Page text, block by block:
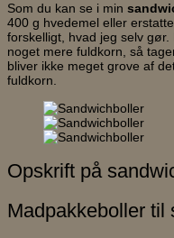
Som du kan se i min
400 g hvedemel eller
forskelligt, hvad jeg selv
noget mere fuldkorn, så
bliver ikke meget grove af
fuldkorn.
Opskrift på
Madpakkeboller til